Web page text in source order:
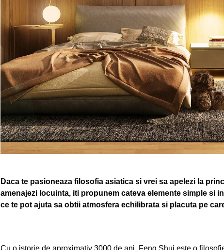
Daca te pasioneaza filosofia asiatica si vrei sa apelezi la
amenajezi locuinta, iti propunem cateva elemente simple si
ce te pot ajuta sa obtii atmosfera echilibrata si placuta pe
Cu o istorie de aproximativ 3000 de ani, Feng Shui este o